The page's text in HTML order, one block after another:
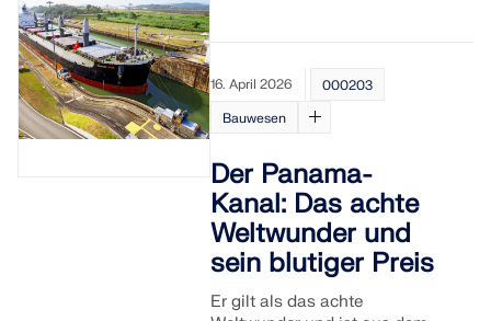
16. April 2026
000203
Bauwesen
Der Panama-
Kanal: Das achte
Weltwunder und
sein blutiger Preis
Er gilt als das achte